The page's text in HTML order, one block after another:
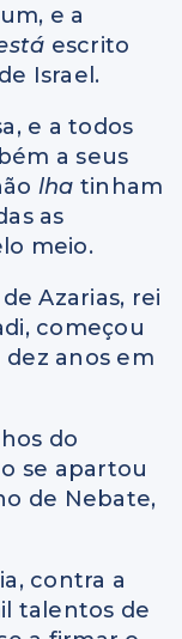
e a
escrito
Israel.
e a todos
a seus
lha tinham
as
meio.
Azarias, rei
começou
anos em
do
se apartou
de Nebate,
contra a
talentos de